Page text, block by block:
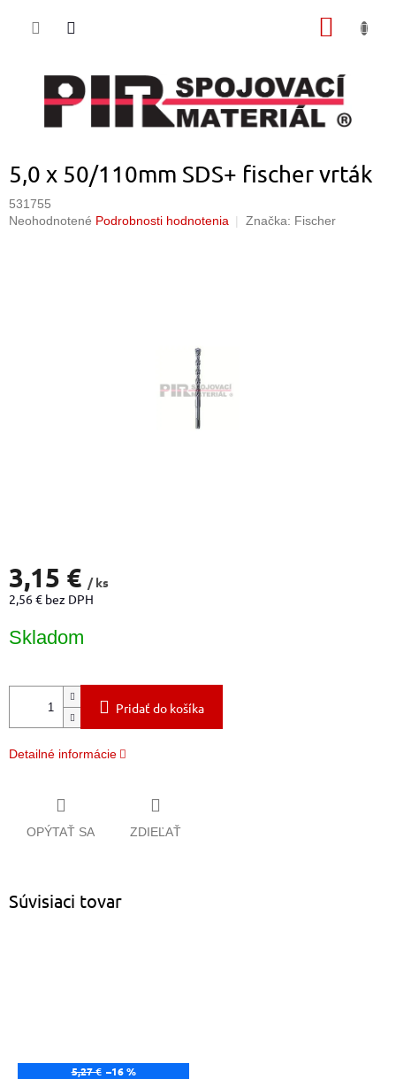
5,0 x 50/110mm SDS+ fischer vrták
531755
Priemerné
Neohodnotené Podrobnosti hodnotenia Značka: Fischer
3,15 € / ks
2,56 € bez DPH
cena:
Skladom
Pridať do košíka
Detailné informácie
OPÝTAŤ SA ZDIEĽAŤ
Súvisiaci tovar
5,27 € –16 %